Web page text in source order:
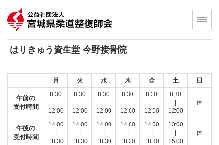
はりきゅう資生堂 今野接骨院
月 火 水 木 金 土 日
午前の
受付時間
8:30
12:00
8:30
12:00
8:30
12:00
8:30
12:00
8:30
12:00
8:30
12:00
休
午後の
受付時間
14:00
18:30
14:00
18:30
14:00
18:30
14:00
18:30
14:00
18:30
13:00
15:00
休